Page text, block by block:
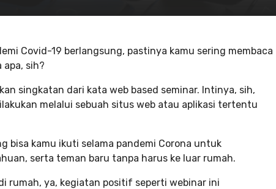
Covid-19 berlangsung, pastinya kamu sering membaca
apa, sih?
singkatan dari kata web based seminar. Intinya, sih,
melalui sebuah situs web atau aplikasi tertentu
bisa kamu ikuti selama pandemi Corona untuk
serta teman baru tanpa harus ke luar rumah.
rumah, ya, kegiatan positif seperti webinar ini